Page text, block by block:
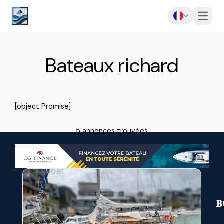
Menu
Bateaux richard
[object Promise]
5 annonces trouvées